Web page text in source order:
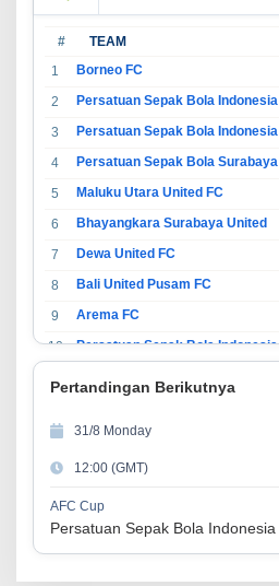
# TEAM
1 Borneo FC
2
3
4
Persatuan Sepak Bola Surabaya
5
Maluku Utara United FC
6
Bhayangkara Surabaya United
7
Dewa United FC
8
Bali United Pusam FC
9
Arema FC
10
13
14
Madura United FC
15
Persatuan Sepakbola Makassar
16
Persis Solo
Semen Padang FC
Pertandingan Berikutnya
31/8 Monday
12:00 (GMT)
AFC Cup